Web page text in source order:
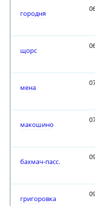
городня
щорс
мена
макошино
бахмач-пасс.
григоровка